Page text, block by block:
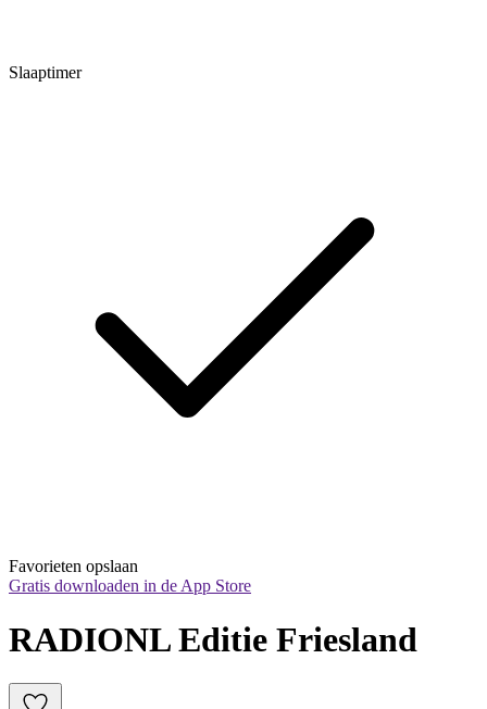
Slaaptimer
Favorieten opslaan
Gratis downloaden in de App Store
RADIONL Editie Friesland